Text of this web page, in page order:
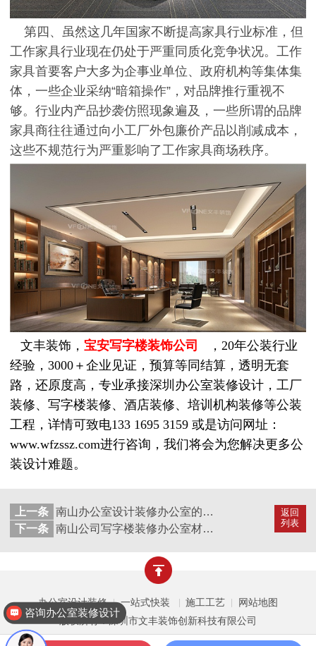
第四、虽然这几年国家不断提高家具行业标准，但
工作家具行业现在仍处于严重同质化竞争状况。工作
家具首要客户大多为企事业单位、政府机构等集体集
体，一些企业采纳“暗箱操作”，对品牌推行重视不
够。行业内产品抄袭仿照现象遍及，一些所谓的品牌
家具商往往通过向小工厂外包廉价产品以削减成本，
这些不规范行为严重影响了工作家具商场秩序。
文丰装饰， 宝安写字楼装饰公司
，20年公装行业
经验，3000＋企业见证，预算等同结算，透明无套
路，还原度高，专业承接深圳办公室装修设计，工厂
装修、写字楼装修、酒店装修、培训机构装修等公装
工程，详情可致电133 1695 3159 或是访问网址：
www.wfzssz.com进行咨询，我们将会为您解决更多公
装设计难题。
返回
列表
上一条
南山办公室设计装修办公室的强弱电的三点小知识
下一条
南山公司写字楼装修办公室材料如何挑选？
办公室设计装修 | 一站式快装 施工工艺
网站地图
版权所有：深圳市文丰装饰创新科技有限公司
咨询办公室装修设计
咨询厂房装修设计